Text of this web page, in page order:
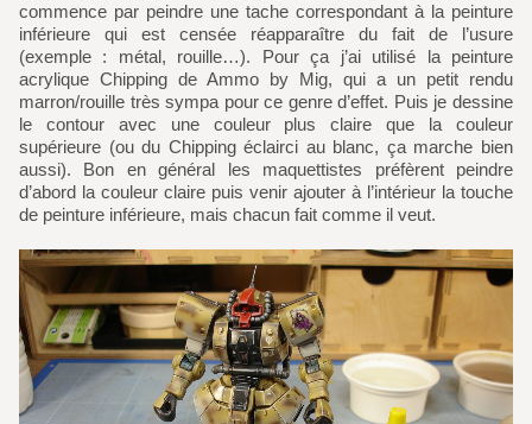
commence par peindre une tache correspondant à la peinture
inférieure qui est censée réapparaître du fait de l’usure
(exemple : métal, rouille…). Pour ça j’ai utilisé la peinture
acrylique Chipping de Ammo by Mig, qui a un petit rendu
marron/rouille très sympa pour ce genre d’effet. Puis je dessine
le contour avec une couleur plus claire que la couleur
supérieure (ou du Chipping éclairci au blanc, ça marche bien
aussi). Bon en général les maquettistes préfèrent peindre
d’abord la couleur claire puis venir ajouter à l’intérieur la touche
de peinture inférieure, mais chacun fait comme il veut.